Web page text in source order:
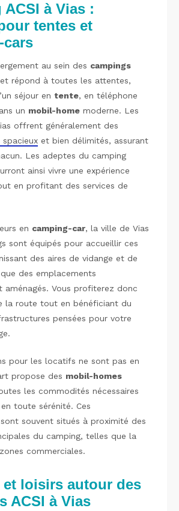
ACSI à Vias :
tentes et
cars
au sein des campings
répond à toutes les attentes,
séjour en tente, en téléphone
un mobil-home moderne. Les
offrent généralement des
et bien délimités, assurant
Les adeptes du camping
ainsi vivre une expérience
en profitant des services de
en camping-car, la ville de Vias
sont équipés pour accueillir ces
des aires de vidange et de
des emplacements
aménagés. Vous profiterez donc
la route tout en bénéficiant du
pensées pour votre
pour les locatifs ne sont pas en
propose des mobil-homes
les commodités nécessaires
toute sérénité. Ces
souvent situés à proximité des
du camping, telles que la
commerciales.
loisirs autour des
ACSI à Vias